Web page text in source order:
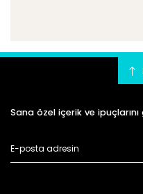
Sana özel içerik ve